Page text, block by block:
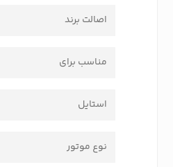
اصالت برند
مناسب برای
استایل
نوع موتور